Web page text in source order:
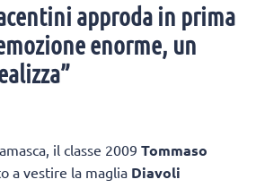
approda in prima
enorme, un
il classe 2009 Tommaso
a vestire la maglia Diavoli